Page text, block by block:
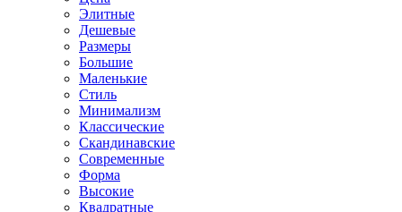
Элитные
Дешевые
Размеры
Большие
Маленькие
Стиль
Минимализм
Классические
Скандинавские
Современные
Форма
Высокие
Квадратные